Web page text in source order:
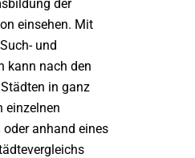
der
einsehen. Mit
und
kann nach den
in ganz
einzelnen
anhand eines